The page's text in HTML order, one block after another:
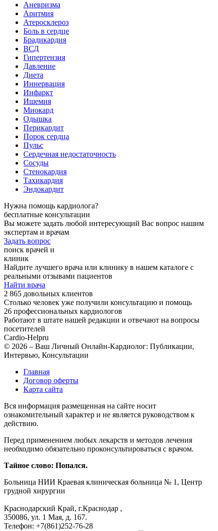
Аневризма
Аритмия
Атеросклероз
Боль в сердце
Брадикардия
ВСД
Гипертензия
Давление
Диета
Иннервация
Инфаркт
Ишемия
Миокард
Одышка
Перикардит
Порок сердца
Пульс
Сердечная недостаточность
Сосуды
Стенокардия
Тахикардия
Эндокардит
Нужна помощь кардиолога?
бесплатные консультации
Вы можете задать любой интересующий Вас вопрос нашим
экспертам и врачам
Задать вопрос
поиск врачей и
клиник
Найдите лучшего врача или клинику в нашем каталоге с
реальными отзывами пациентов
Найти врача
2 865 довольных клиентов
Столько человек уже получили консультацию и помощь
26 профессиональных кардиологов
Работают в штате нашей редакции и отвечают на вопросы
посетителей
Cardio-Helpru
© 2026 – Ваш Личный Онлайн-Кардиолог: Публикации,
Интервью, Консультации
Главная
Договор оферты
Карта сайта
Вся информация размещенная на сайте носит
ознакомительный характер и не является руководством к
действию.
Перед применением любых лекарств и методов лечения
необходимо обязательно проконсультироваться с врачом.
Тайное слово: Попался.
Больница НИИ Краевая клиническая больница № 1, Центр
грудной хирургии
Краснодарский Край, г.Краснодар ,
350086, ул. 1 Мая, д. 167.
Телефон: +7(861)252-76-28